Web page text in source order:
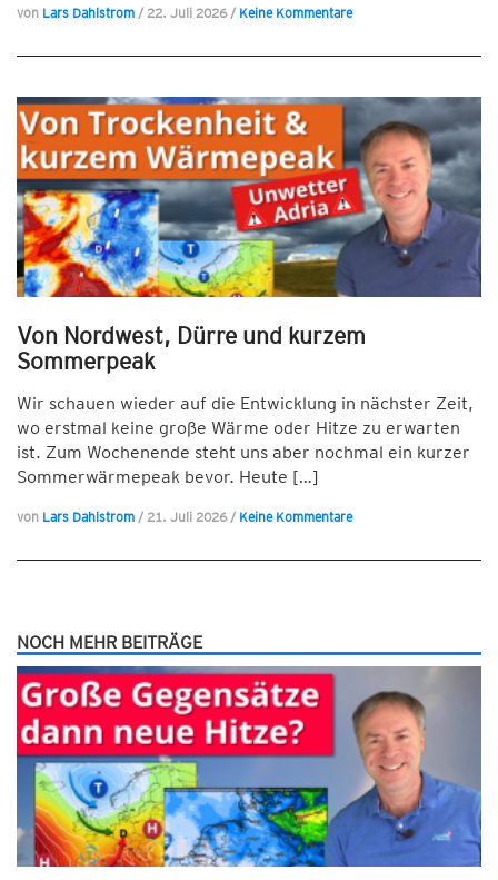
von Lars Dahlstrom / 22. Juli 2026/ Keine Kommentare
Von Nordwest, Dürre und kurzem
Sommerpeak
Wir schauen wieder auf die Entwicklung in nächster Zeit,
wo erstmal keine große Wärme oder Hitze zu erwarten
ist. Zum Wochenende steht uns aber nochmal ein kurzer
Sommerwärmepeak bevor. Heute […]
von Lars Dahlstrom / 21. Juli 2026/ Keine Kommentare
NOCH MEHR BEITRÄGE